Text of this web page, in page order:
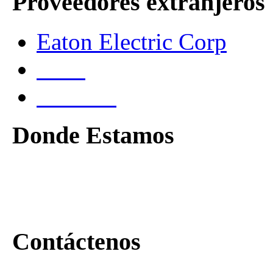
Eaton Electric Corp
Donde Estamos
Contáctenos